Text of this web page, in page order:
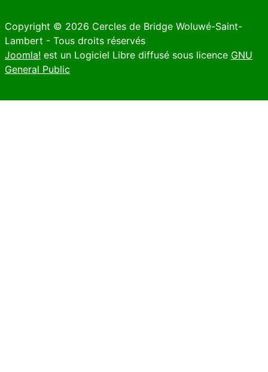
Copyright © 2026 Cercles de Bridge Woluwé-Saint-
Lambert - Tous droits réservés
Joomla! est un Logiciel Libre diffusé sous licence GNU
General Public